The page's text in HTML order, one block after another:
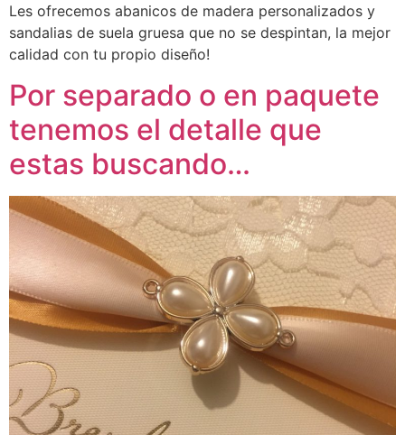
Les ofrecemos abanicos de madera personalizados y
sandalias de suela gruesa que no se despintan, la mejor
calidad con tu propio diseño!
Por separado o en paquete
tenemos el detalle que
estas buscando…